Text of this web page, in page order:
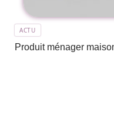
ACTU
Produit ménager